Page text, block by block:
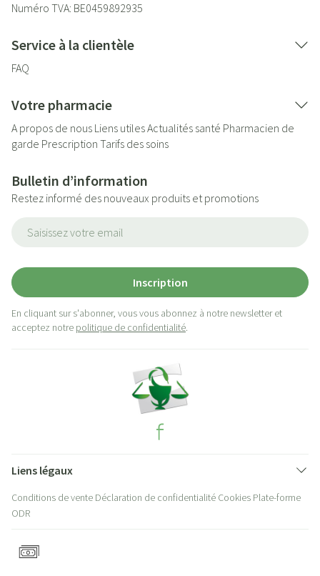
Numéro TVA: BE0459892935
Service à la clientèle
FAQ
Votre pharmacie
A propos de nous Liens utilesActualités santé Pharmacien de
garde Prescription Tarifs des soins
Bulletin d’information
Restez informé des nouveaux produits et promotions
Inscription
En cliquant sur s'abonner, vous vous abonnez à notre newsletter et
acceptez notre politique de confidentialité.
Liens légaux
Conditions de vente Déclaration de confidentialité Cookies Plate-forme
ODR